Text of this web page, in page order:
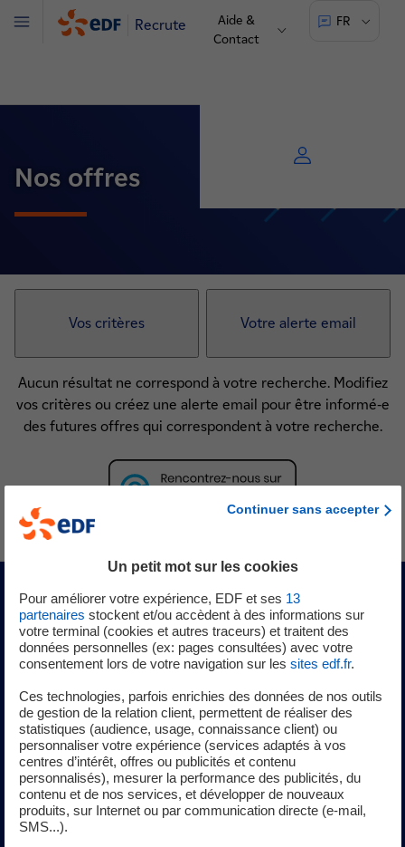
Recrute
Aide &
Contact
FR
Menu
Nos offres
Vos critères Votre alerte email
Aucun résultat ne correspond à votre recherche. Modifiez
vos critères ou créez une alerte email pour être informé-e
des futures offres qui correspondent à votre recherche.
Nos métiers
Plus de 230 métiers composent le groupe EDF, tous
essentiels à son bon fonctionnement. 230 métiers
passionnants, qui contribuent activement à la transition
énergétique.
Découvrez-les !
nouvel onglet
Continuer sans accepter
Un petit mot sur les cookies
Pour améliorer votre expérience, EDF et ses 13
partenaires stockent et/ou accèdent à des informations sur
votre terminal (cookies et autres traceurs) et traitent des
données personnelles (ex: pages consultées) avec votre
consentement lors de votre navigation sur les sites edf.fr.
Ces technologies, parfois enrichies des données de nos outils
de gestion de la relation client, permettent de réaliser des
statistiques (audience, usage, connaissance client) ou
personnaliser votre expérience (services adaptés à vos
centres d’intérêt, offres ou publicités et contenu
personnalisés), mesurer la performance des publicités, du
contenu et de nos services, et développer de nouveaux
produits, sur Internet ou par communication directe (e-mail,
SMS...).